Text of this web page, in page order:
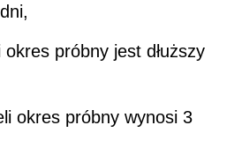
próbny jest dłuższy
okres próbny wynosi 3